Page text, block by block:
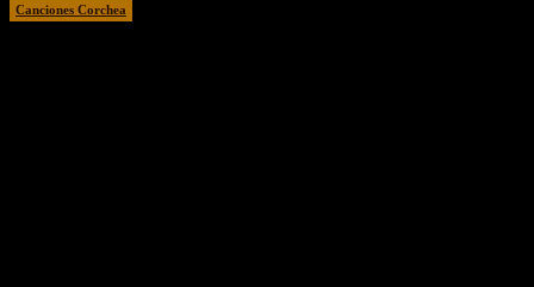
Canciones Corchea